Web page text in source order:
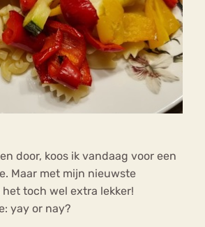
door, koos ik vandaag voor een
Maar met mijn nieuwste
toch wel extra lekker!
yay or nay?